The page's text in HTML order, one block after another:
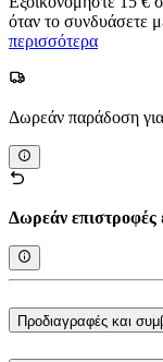
όταν το συνδυάσετε
περισσότερα
Δωρεάν παράδοση για
Δωρεάν επιστροφές
Προδιαγραφές και